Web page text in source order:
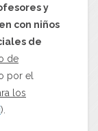
y
con niños
de
de
por el
los
).